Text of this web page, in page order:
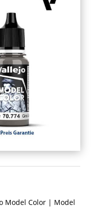
Model Color| Model